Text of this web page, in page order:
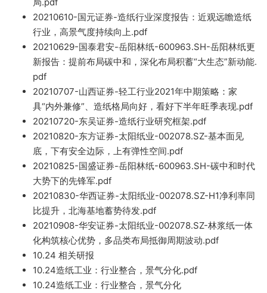
20210610-国元证券-造纸行业深度报告：近观远瞻造纸
行业，高景气度持续向上.pdf
20210629-国泰君安-岳阳林纸-600963.SH-岳阳林纸更
新报告：提前布局碳中和，深化布局积蓄“大生态”新动能.
pdf
20210707-山西证券-轻工行业2021年中期策略： 家
具“内外兼修”、造纸格局向好， 看好下半年旺季表现.pdf
20210720-东吴证券-造纸行业研究框架.pdf
20210820-东方证券-太阳纸业-002078.SZ-基本面见
底，下有安全边际 ，上有弹性空间.pdf
20210825-国盛证券-岳阳林纸-600963.SH-碳中和时代
大势下的先锋军.pdf
20210830-华西证券-太阳纸业-002078.SZ-H1净利率同
比提升，北海基地蓄势待发.pdf
20210908-华安证券-太阳纸业-002078.SZ-林浆纸一体
化构筑核心优势，多品类布局抵御周期波动.pdf
10.24 相关研报
10.24造纸工业：行业整合，景气分化.pdf
10.24造纸工业：行业整合，景气分化